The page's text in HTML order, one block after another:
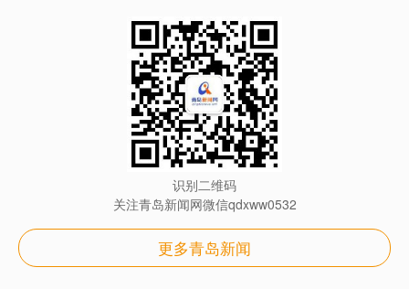
识别二维码
关注青岛新闻网微信qdxww0532
更多青岛新闻